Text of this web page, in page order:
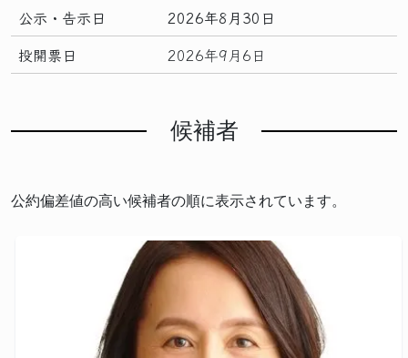
公示・告示日
2026年8月30日
投開票日
2026年9月6日
候補者
公約偏差値の高い候補者の順に表示されています。